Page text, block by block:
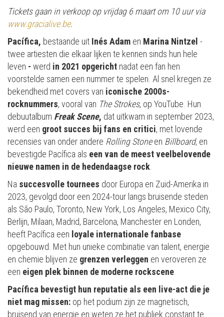
Tickets gaan in verkoop op vrijdag 6 maart om 10 uur via
www.gracialive.be.
Pacífica, bestaande uit Inés Adam en Marina Nintzel -
twee artiesten die elkaar lijken te kennen sinds hun hele
leven - werd in 2021 opgericht nadat een fan hen
voorstelde samen een nummer te spelen. Al snel kregen ze
bekendheid met covers van iconische 2000s-
rocknummers, vooral van The Strokes, op YouTube. Hun
debuutalbum Freak Scene, dat uitkwam in september 2023,
werd een groot succes bij fans en critici, met lovende
recensies van onder andere Rolling Stoneen Billboard, en
bevestigde Pacífica als een van de meest veelbelovende
nieuwe namen in de hedendaagse rock.
Na succesvolle tournees door Europa en Zuid-Amerika in
2023, gevolgd door een 2024-tour langs bruisende steden
als São Paulo, Toronto, New York, Los Angeles, Mexico City,
Berlijn, Milaan, Madrid, Barcelona, Manchester en Londen,
heeft Pacífica een loyale internationale fanbase
opgebouwd. Met hun unieke combinatie van talent, energie
en chemie blijven ze grenzen verleggen en veroveren ze
een eigen plek binnen de moderne rockscene.
Pacífica bevestigt hun reputatie als een live-act die je
niet mag missen: op het podium zijn ze magnetisch,
bruisend van energie en weten ze het publiek constant te